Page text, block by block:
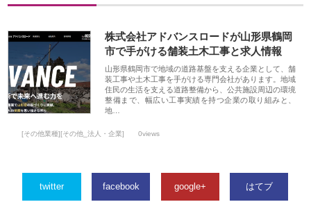
株式会社アドバンスロードが山形県鶴岡
市で手がける舗装土木工事と求人情報
山形県鶴岡市で地域の道路基盤を支える企業として、舗
装工事や土木工事を手がける専門会社があります。地域
住民の生活を支える道路整備から、公共施設周辺の環境
整備まで、幅広い工事実績を持つ企業の取り組みと、
地…
[その他業種][その他_法人・企業] 0views
twitter facebook google+ はてブ